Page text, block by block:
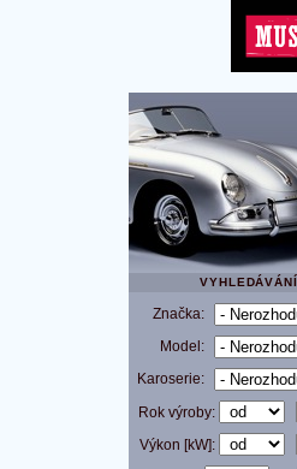
VYHLEDÁVÁNÍ
Značka:
Model:
Karoserie:
Rok výroby:
Výkon [kW]: